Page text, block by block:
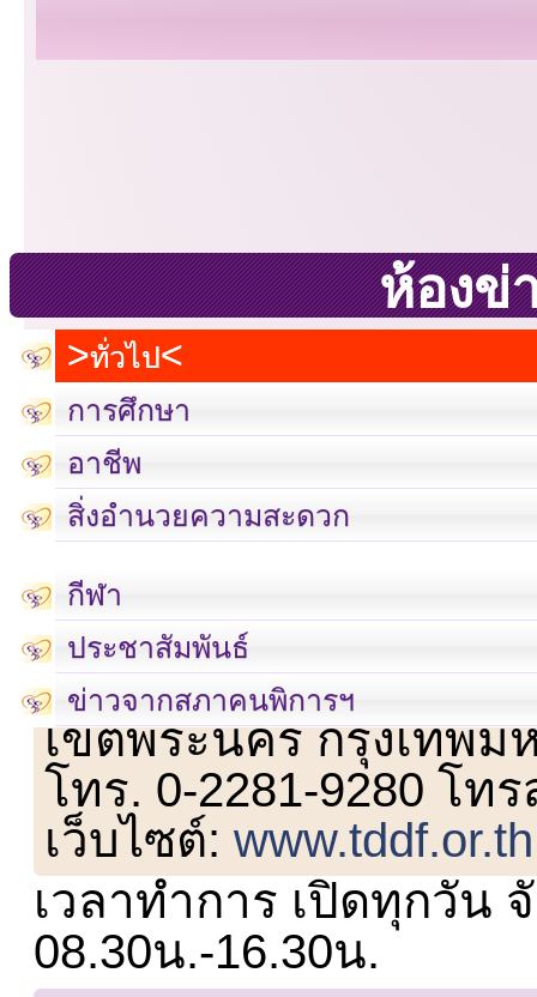
ห้องข่
ทั่วไป
การศึกษา
อาชีพ
สิ่งอำนวยความสะดวก
กีฬา
ประชาสัมพันธ์
ข่าวจากสภาคนพิการฯ
เลขที่ 23 ชั้น 2 ถนนวิ
เขตพระนคร กรุงเทพม
โทร. 0-2281-9280 โท
เว็บไซต์:www.tddf.or.th
เวลาทำการ เปิดทุกวัน
08.30น.-16.30น.